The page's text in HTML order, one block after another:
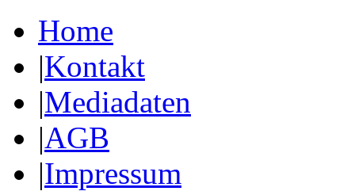
Home
|Kontakt
|Mediadaten
|AGB
|Impressum